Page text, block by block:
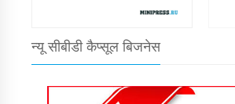
न्यू सीबीडी कैप्सूल बिजनेस